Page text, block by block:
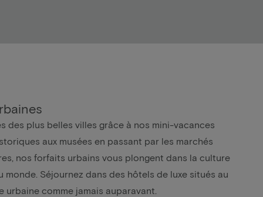
des plus belles villes grâce à nos mini-vacances
aux musées en passant par les marchés
nos forfaits urbains vous plongent dans la culture
monde. Séjournez dans des hôtels de luxe situés au
comme jamais auparavant.